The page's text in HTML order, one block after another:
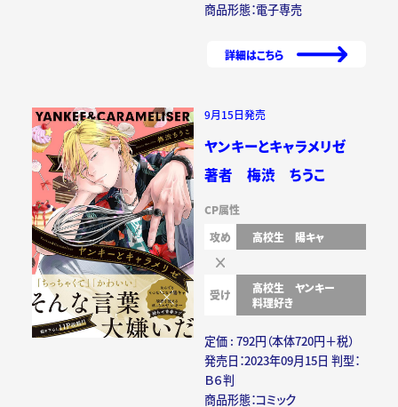
商品形態：電子専売
詳細はこちら
9月15日発売
ヤンキーとキャラメリゼ
著者 梅渋 ちうこ
CP属性
攻め
高校生 陽キャ
受け 高校生
ヤンキー
料理好き
定価 : 792円（本体720円＋税）
発売日：2023年09月15日 判型：
Ｂ６判
商品形態：コミック